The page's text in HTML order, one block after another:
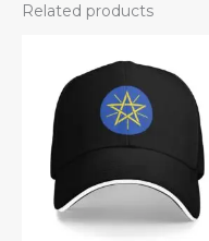
Related products